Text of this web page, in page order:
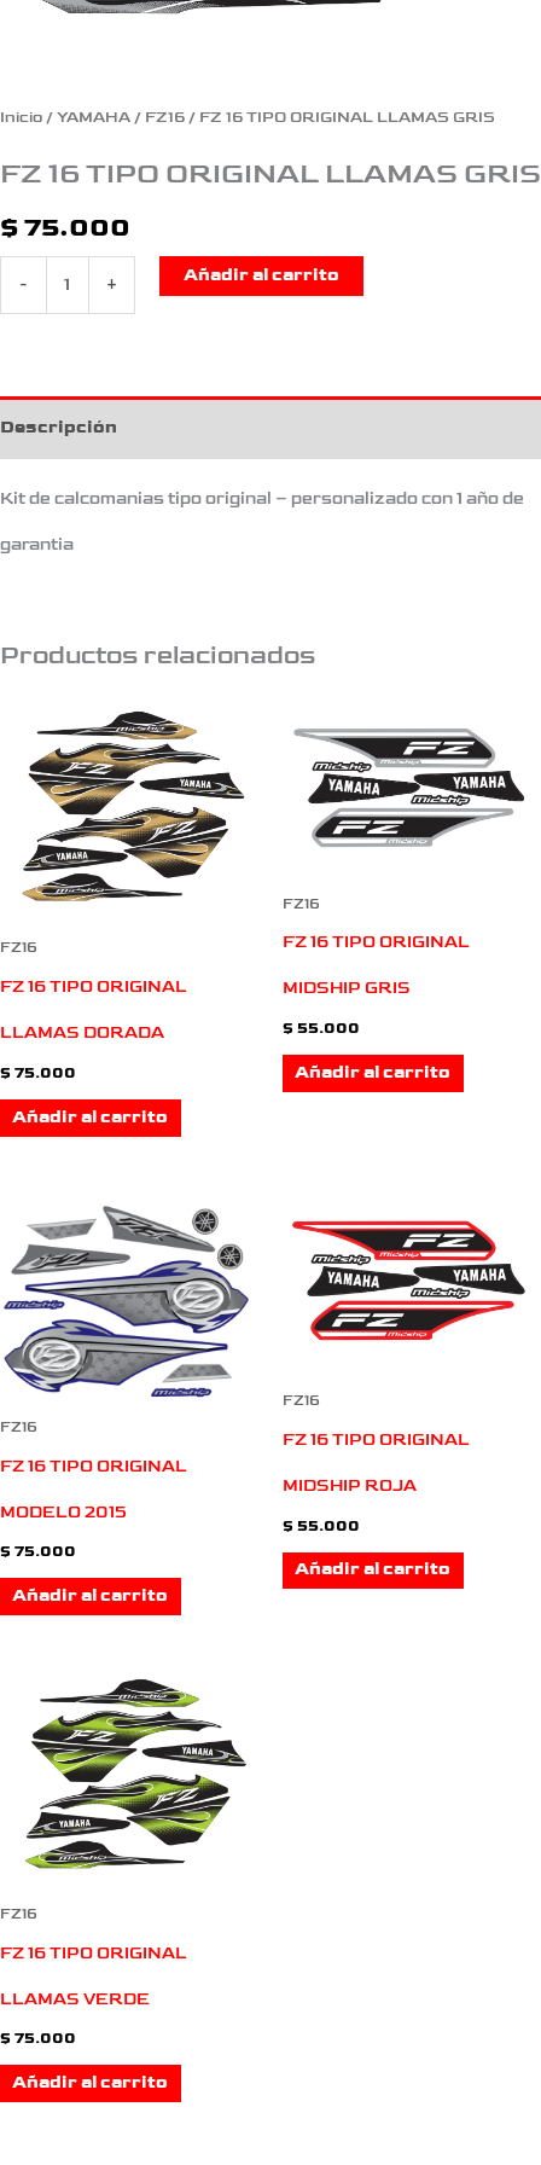
Inicio / YAMAHA / FZ16 / FZ 16 TIPO ORIGINAL LLAMAS GRIS
FZ 16 TIPO ORIGINAL LLAMAS GRIS
$ 75.000
- +
Añadir al carrito
Descripción
Kit de calcomanias tipo original – personalizado con 1 año de
garantia
Productos relacionados
FZ16
FZ 16 TIPO ORIGINAL
LLAMAS DORADA
$ 75.000
Añadir al carrito
FZ16
FZ 16 TIPO ORIGINAL
MIDSHIP GRIS
$ 55.000
Añadir al carrito
FZ16
FZ 16 TIPO ORIGINAL
MODELO 2015
$ 75.000
Añadir al carrito
FZ16
FZ 16 TIPO ORIGINAL
MIDSHIP ROJA
$ 55.000
Añadir al carrito
FZ16
FZ 16 TIPO ORIGINAL
LLAMAS VERDE
$ 75.000
Añadir al carrito